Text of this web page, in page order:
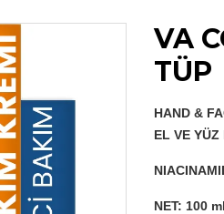
VA
TÜP
HAND &
EL VE
NET: 100 ml